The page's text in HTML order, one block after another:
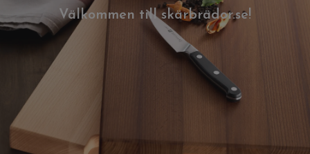
Välkommen till skärbrädor.se!